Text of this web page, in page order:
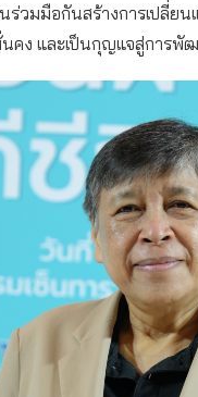
ร่วมมือกันสร้างการเปลี่ย
คง และเป็นกุญแจสู่การ